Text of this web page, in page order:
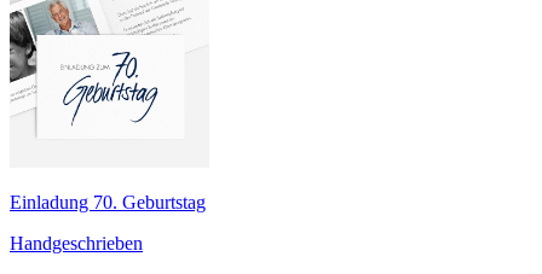
Einladung 70. Geburtstag
Handgeschrieben